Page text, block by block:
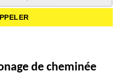
de cheminée